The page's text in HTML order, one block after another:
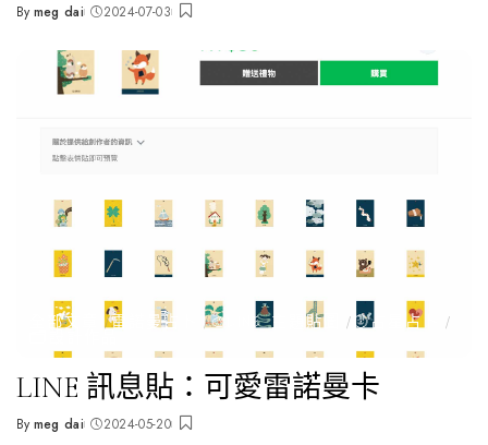
Posted
By meg dai 2024-07-03
全部文章 雷諾曼占卜 🎨LINE 主題貼圖 🌝占星占卜
🗂️設計作品
LINE 訊息貼：可愛雷諾曼卡
Posted
By meg dai 2024-05-20